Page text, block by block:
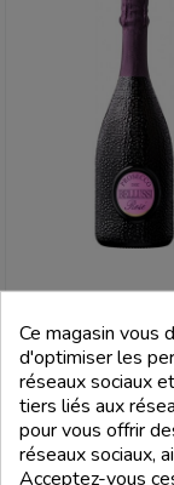
Prosecco Brut Rosé
Doc 2023 Magnum
Prix
35,00 €
Ce magasin vous
d'optimiser les
réseaux sociaux
tiers liés aux
pour vous offrir
réseaux sociaux,
Acceptez-vous